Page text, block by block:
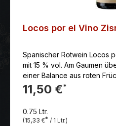
Locos por el Vino
Spanischer Rotwein Locos
mit 15 % vol. Am Gaumen
einer Balance aus roten
dezenten Röstaromen. Der
langanhaltend und einladend.
11,50 €*
0.75 Ltr.
(15,33 €* / 1 Ltr.)